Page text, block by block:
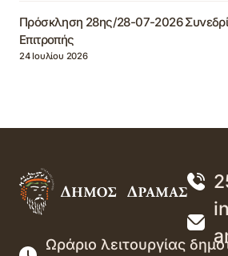
Πρόσκληση 28ης/28-07-2026
Επιτροπής
24 Ιουλίου 2026
Ωράριο λειτουργίας